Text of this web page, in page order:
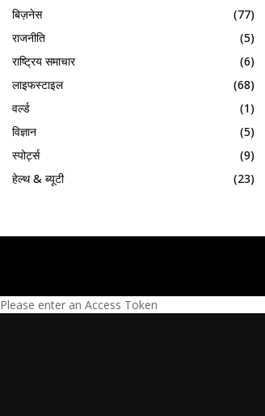
बिज़नेस
(77)
राजनीति
(5)
राष्ट्रिय समाचार
(6)
लाइफस्टाइल
(68)
वर्ल्ड
(1)
विज्ञान
(5)
स्पोर्ट्स
(9)
हेल्थ & ब्यूटी
(23)
Please enter an Access Token